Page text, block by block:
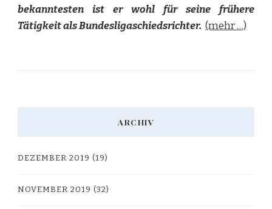
bekanntesten ist er wohl für seine frühere
Tätigkeit als Bundesligaschiedsrichter. (mehr …)
ARCHIV
DEZEMBER 2019 (19)
NOVEMBER 2019 (32)